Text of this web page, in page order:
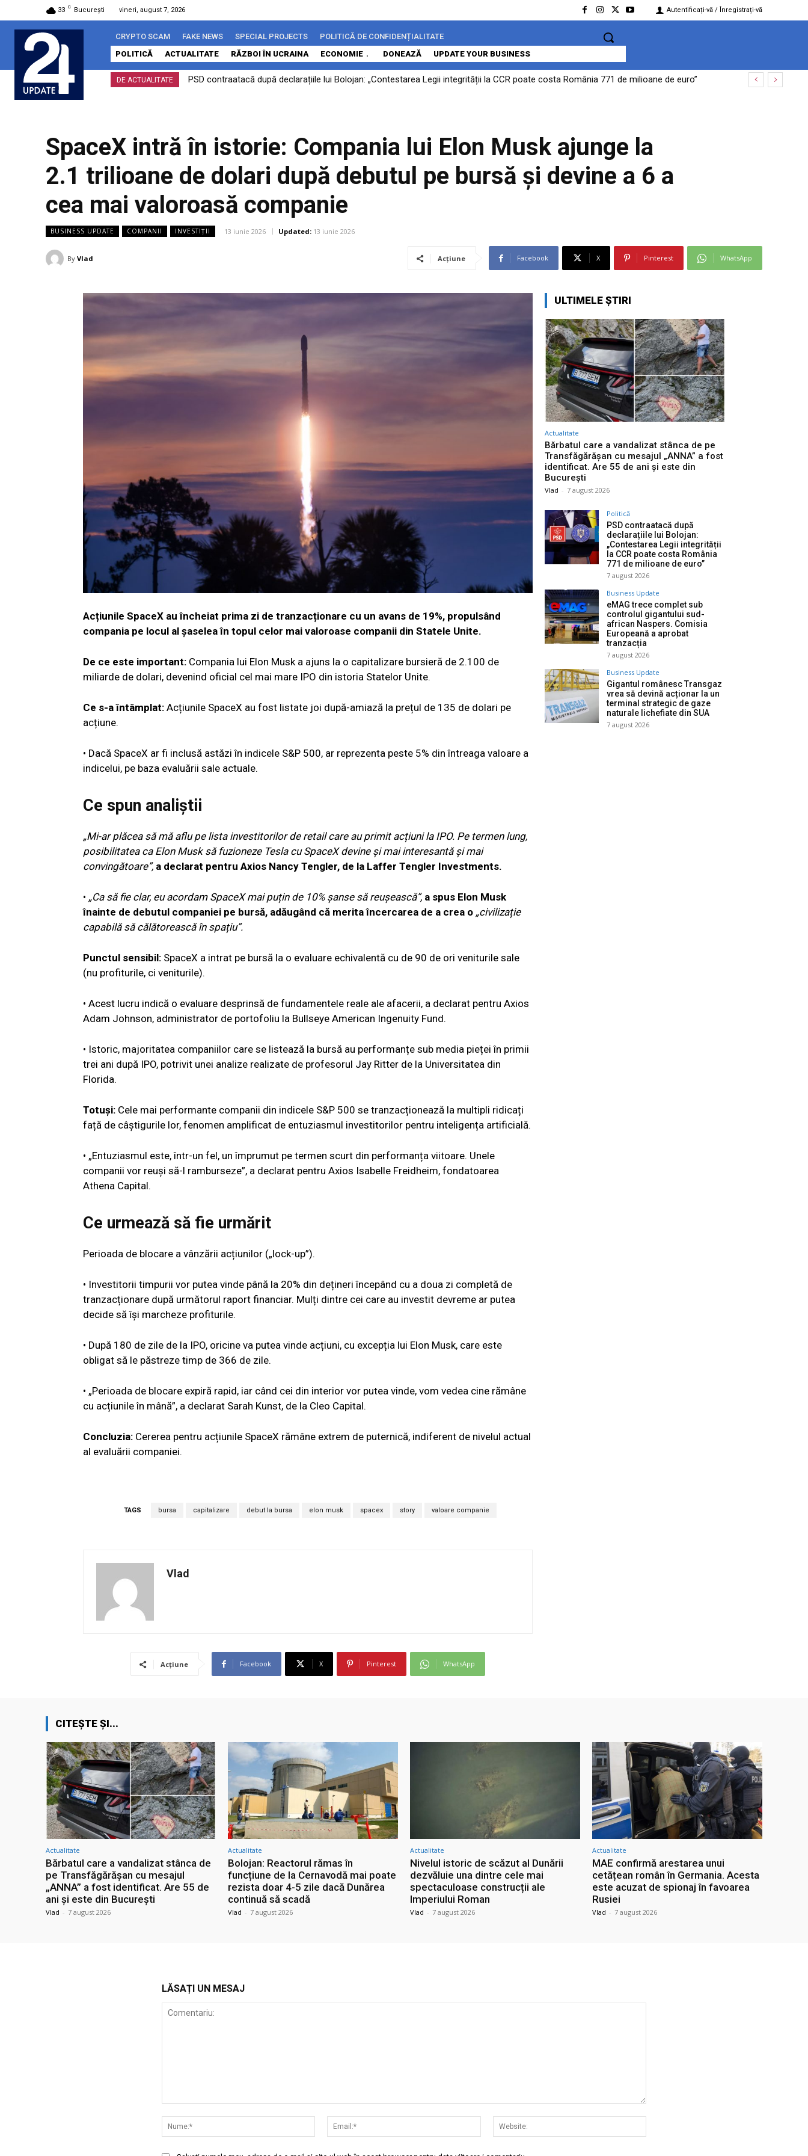
33 C București vineri, august 7, 2026 Autentificați-vă / Înregistrați-vă
CRYPTO SCAM FAKE NEWS SPECIAL PROJECTS
POLITICĂ DE CONFIDENȚIALITATE
POLITICĂ
ACTUALITATE RĂZBOI ÎN UCRAINA ECONOMIE DONEAZĂ UPDATE YOUR BUSINESS
DE ACTUALITATE PSD contraatacă după declarațiile lui Bolojan: „Contestarea Legii integrității la CCR poate costa România 771 de milioane de euro”
eMAG trece complet sub controlul gigantului sud-african Naspers. Comisia Europeană a aprobat tranzacția
SpaceX intră în istorie: Compania lui Elon Musk ajunge la
2.1 trilioane de dolari după debutul pe bursă și devine a 6 a
cea mai valoroasă companie
BUSINESS UPDATE COMPANII INVESTIȚII 13 iunie 2026 Updated: 13 iunie 2026
By Vlad Acțiune Facebook X Pinterest WhatsApp
Acțiunile SpaceX au încheiat prima zi de tranzacționare cu un avans de 19%, propulsând
compania pe locul al șaselea în topul celor mai valoroase companii din Statele Unite.
De ce este important: Compania lui Elon Musk a ajuns la o capitalizare bursieră de 2.100 de
miliarde de dolari, devenind oficial cel mai mare IPO din istoria Statelor Unite.
Ce s-a întâmplat: Acțiunile SpaceX au fost listate joi după-amiază la prețul de 135 de dolari pe
acțiune.
• Dacă SpaceX ar fi inclusă astăzi în indicele S&P 500, ar reprezenta peste 5% din întreaga valoare a
indicelui, pe baza evaluării sale actuale.
Ce spun analiștii
„Mi-ar plăcea să mă aflu pe lista investitorilor de retail care au primit acțiuni la IPO. Pe termen lung,
posibilitatea ca Elon Musk să fuzioneze Tesla cu SpaceX devine și mai interesantă și mai
convingătoare”, a declarat pentru Axios Nancy Tengler, de la Laffer Tengler Investments.
• „Ca să fie clar, eu acordam SpaceX mai puțin de 10% șanse să reușească”, a spus Elon Musk
înainte de debutul companiei pe bursă, adăugând că merita încercarea de a crea o „civilizație
capabilă să călătorească în spațiu”.
Punctul sensibil: SpaceX a intrat pe bursă la o evaluare echivalentă cu de 90 de ori veniturile sale
(nu profiturile, ci veniturile).
• Acest lucru indică o evaluare desprinsă de fundamentele reale ale afacerii, a declarat pentru Axios
Adam Johnson, administrator de portofoliu la Bullseye American Ingenuity Fund.
• Istoric, majoritatea companiilor care se listează la bursă au performanțe sub media pieței în primii
trei ani după IPO, potrivit unei analize realizate de profesorul Jay Ritter de la Universitatea din
Florida.
Totuși: Cele mai performante companii din indicele S&P 500 se tranzacționează la multipli ridicați
față de câștigurile lor, fenomen amplificat de entuziasmul investitorilor pentru inteligența artificială.
• „Entuziasmul este, într-un fel, un împrumut pe termen scurt din performanța viitoare. Unele
companii vor reuși să-l ramburseze”, a declarat pentru Axios Isabelle Freidheim, fondatoarea
Athena Capital.
Ce urmează să fie urmărit
Perioada de blocare a vânzării acțiunilor („lock-up”).
• Investitorii timpurii vor putea vinde până la 20% din dețineri începând cu a doua zi completă de
tranzacționare după următorul raport financiar. Mulți dintre cei care au investit devreme ar putea
decide să își marcheze profiturile.
• După 180 de zile de la IPO, oricine va putea vinde acțiuni, cu excepția lui Elon Musk, care este
obligat să le păstreze timp de 366 de zile.
• „Perioada de blocare expiră rapid, iar când cei din interior vor putea vinde, vom vedea cine rămâne
cu acțiunile în mână”, a declarat Sarah Kunst, de la Cleo Capital.
Concluzia: Cererea pentru acțiunile SpaceX rămâne extrem de puternică, indiferent de nivelul actual
al evaluării companiei.
TAGS bursa capitalizare debut la bursa elon musk spacex story valoare companie
Vlad
Acțiune Facebook X Pinterest WhatsApp
ULTIMELE ȘTIRI
Actualitate
Bărbatul care a vandalizat stânca de pe
Transfăgărășan cu mesajul „ANNA” a fost
identificat. Are 55 de ani și este din
București
Vlad - 7 august 2026
Politică
PSD contraatacă după
declarațiile lui Bolojan:
„Contestarea Legii integrității
la CCR poate costa România
771 de milioane de euro”
7 august 2026
Business Update
eMAG trece complet sub
controlul gigantului sud-
african Naspers. Comisia
Europeană a aprobat
tranzacția
7 august 2026
Business Update
Gigantul românesc Transgaz
vrea să devină acționar la un
terminal strategic de gaze
naturale lichefiate din SUA
7 august 2026
CITEȘTE ȘI...
Actualitate
Bărbatul care a vandalizat stânca de
pe Transfăgărășan cu mesajul
„ANNA” a fost identificat. Are 55 de
ani și este din București
Vlad - 7 august 2026
Actualitate
Bolojan: Reactorul rămas în
funcțiune de la Cernavodă mai poate
rezista doar 4-5 zile dacă Dunărea
continuă să scadă
Vlad - 7 august 2026
Actualitate
Nivelul istoric de scăzut al Dunării
dezvăluie una dintre cele mai
spectaculoase construcții ale
Imperiului Roman
Vlad - 7 august 2026
Actualitate
MAE confirmă arestarea unui
cetățean român în Germania. Acesta
este acuzat de spionaj în favoarea
Rusiei
Vlad - 7 august 2026
LĂSAȚI UN MESAJ
Nume:*
Email:*